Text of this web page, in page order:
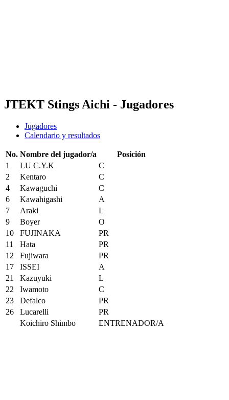
JTEKT Stings Aichi - Jugadores
Jugadores
Calendario y resultados
No. Nombre del jugador/a
Posición
1
LU C.Y.K
C
2
Kentaro
C
4
Kawaguchi
C
6
Kawahigashi
A
7
Araki
L
9
Boyer
O
10
FUJINAKA
PR
11
Hata
PR
12
Fujiwara
PR
17
ISSEI
A
21
Kazuyuki
L
22
Iwamoto
C
23
Defalco
PR
26
Lucarelli
PR
Koichiro Shimbo
ENTRENADOR/A